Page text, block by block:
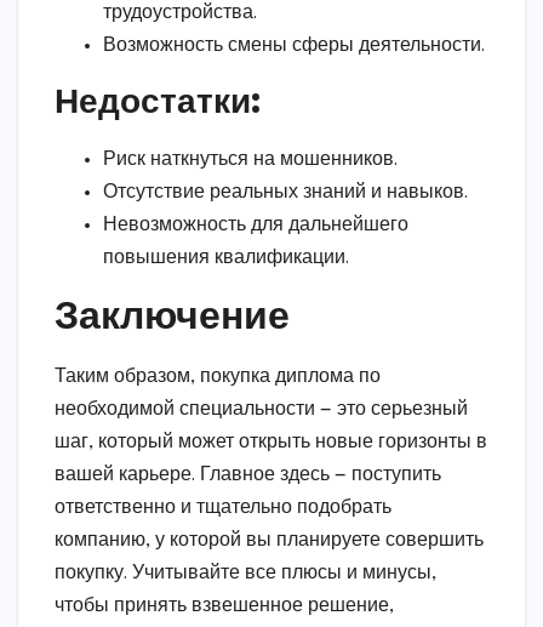
трудоустройства.
Возможность смены сферы деятельности.
Недостатки:
Риск наткнуться на мошенников.
Отсутствие реальных знаний и навыков.
Невозможность для дальнейшего
повышения квалификации.
Заключение
Таким образом, покупка диплома по
необходимой специальности — это серьезный
шаг, который может открыть новые горизонты в
вашей карьере. Главное здесь — поступить
ответственно и тщательно подобрать
компанию, у которой вы планируете совершить
покупку. Учитывайте все плюсы и минусы,
чтобы принять взвешенное решение,